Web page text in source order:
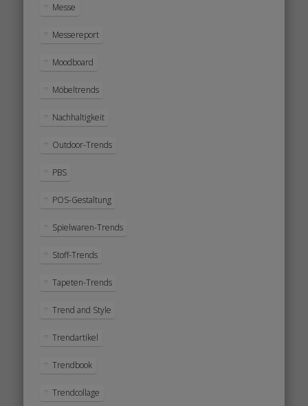
Messe
Messereport
Moodboard
Möbeltrends
Nachhaltigkeit
Outdoor-Trends
PBS
POS-Gestaltung
Spielwaren-Trends
Stoff-Trends
Tapeten-Trends
Trend and Style
Trendartikel
Trendbook
Trendcollage